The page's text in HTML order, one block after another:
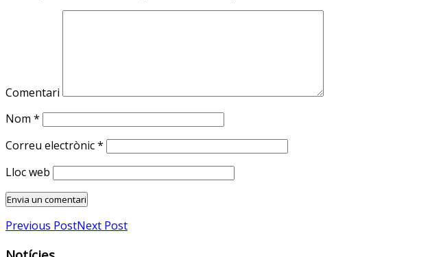
Comentari
Nom *
Correu electrònic*
Lloc web
Previous PostNext Post